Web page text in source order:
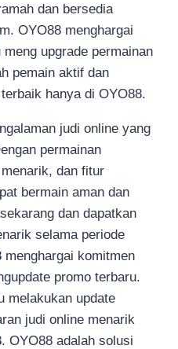
dan bersedia
OYO88 menghargai
upgrade permainan
pemain aktif dan
hanya di OYO88.
judi online yang
permainan
dan fitur
bermain aman dan
dan dapatkan
selama periode
komitmen
promo terbaru.
melakukan update
judi online menarik
OYO88 adalah solusi